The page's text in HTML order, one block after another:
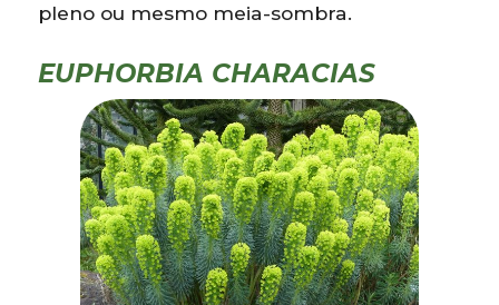
pleno ou mesmo meia-sombra.
EUPHORBIA CHARACIAS